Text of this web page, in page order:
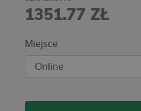
1351.77 ZŁ
Miejsce